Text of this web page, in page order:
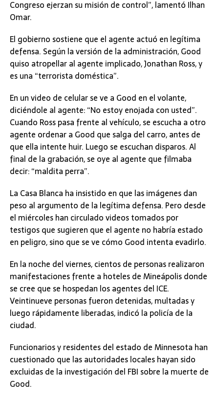
Congreso ejerzan su misión de control”, lamentó Ilhan
Omar.
El gobierno sostiene que el agente actuó en legítima
defensa. Según la versión de la administración, Good
quiso atropellar al agente implicado, Jonathan Ross, y
es una “terrorista doméstica”.
En un video de celular se ve a Good en el volante,
diciéndole al agente: “No estoy enojada con usted”.
Cuando Ross pasa frente al vehículo, se escucha a otro
agente ordenar a Good que salga del carro, antes de
que ella intente huir. Luego se escuchan disparos. Al
final de la grabación, se oye al agente que filmaba
decir: “maldita perra”.
La Casa Blanca ha insistido en que las imágenes dan
peso al argumento de la legítima defensa. Pero desde
el miércoles han circulado videos tomados por
testigos que sugieren que el agente no habría estado
en peligro, sino que se ve cómo Good intenta evadirlo.
En la noche del viernes, cientos de personas realizaron
manifestaciones frente a hoteles de Mineápolis donde
se cree que se hospedan los agentes del ICE.
Veintinueve personas fueron detenidas, multadas y
luego rápidamente liberadas, indicó la policía de la
ciudad.
Funcionarios y residentes del estado de Minnesota han
cuestionado que las autoridades locales hayan sido
excluidas de la investigación del FBI sobre la muerte de
Good.